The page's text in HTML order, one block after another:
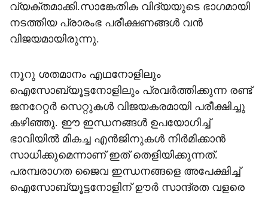
വ്യക്തമാക്കി.സാങ്കേതിക വിദ്യയുടെ ഭാഗമായി
നടത്തിയ പ്രാരംഭ പരീക്ഷണങ്ങൾ വൻ
വിജയമായിരുന്നു.
നൂറു ശതമാനം എഥനോളിലും
ഐസോബ്യൂട്ടനോളിലും പ്രവർത്തിക്കുന്ന രണ്ട്
ജനറേറ്റർ സെറ്റുകൾ വിജയകരമായി പരീക്ഷിച്ചു
കഴിഞ്ഞു. ഈ ഇന്ധനങ്ങൾ ഉപയോഗിച്ച്
ഭാവിയിൽ മികച്ച എൻജിനുകൾ നിർമിക്കാൻ
സാധിക്കുമെന്നാണ് ഇത് തെളിയിക്കുന്നത്.
പരമ്പരാഗത ജൈവ ഇന്ധനങ്ങളെ അപേക്ഷിച്ച്
ഐസോബ്യൂട്ടനോളിന് ഊർ സാന്ദ്രത വളരെ